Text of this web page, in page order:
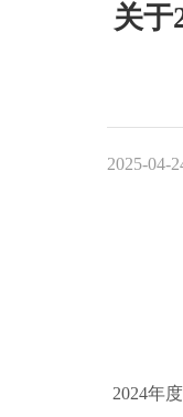
关于
2025-04-
2024年